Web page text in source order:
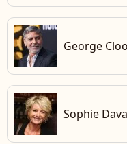
George
Sophie